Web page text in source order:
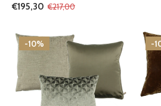
€195,30 €217,00
-10% -